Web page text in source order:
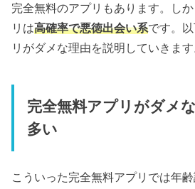
完全無料のアプリもあります。し
リは高確率で悪徳出会い系です。
リがダメな理由を説明していきます
完全無料アプリがダメ
多い
こういった完全無料アプリでは年